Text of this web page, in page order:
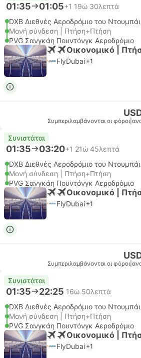
01:35 01:05+1 19ώ 30λεπτά
DXB Διεθνές Αεροδρόμιο του Ντουμπάι
Μονή σύνδεση | Πτήση+Πτήση
PVG Σανγκάη Πουντόνγκ Αεροδρόμιο
Οικονομικό |
FlyDubai +1
Συμπεριλαμβάνονται οι φόροι
Συνιστάται
01:35 03:20+1 21ώ 45λεπτά
DXB Διεθνές Αεροδρόμιο του Ντουμπάι
Μονή σύνδεση | Πτήση+Πτήση
PVG Σανγκάη Πουντόνγκ Αεροδρόμιο
Οικονομικό |
FlyDubai +1
Συμπεριλαμβάνονται οι φόροι
Συνιστάται
01:35 22:25 16ώ 50λεπτά
DXB Διεθνές Αεροδρόμιο του Ντουμπάι
Μονή σύνδεση | Πτήση+Πτήση
PVG Σανγκάη Πουντόνγκ Αεροδρόμιο
Οικονομικό |
FlyDubai +1